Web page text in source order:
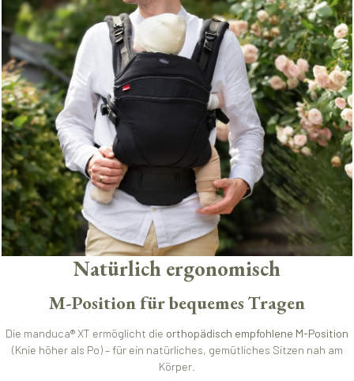
Natürlich ergonomisch
M-Position für bequemes Tragen
Die manduca® XT ermöglicht die orthopädisch empfohlene M-Position
(Knie höher als Po) – für ein natürliches, gemütliches Sitzen nah am
Körper.